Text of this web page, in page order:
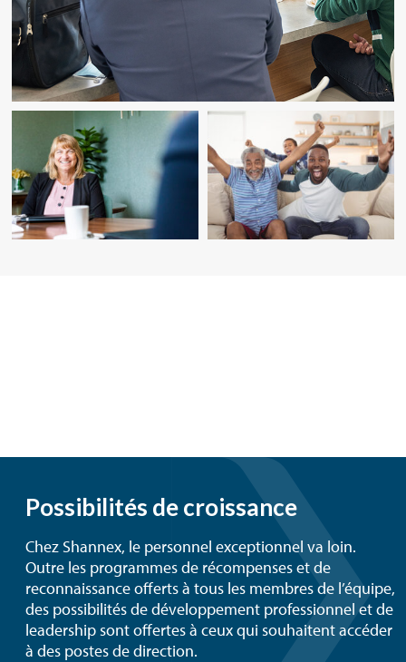
Possibilités de croissance
Chez Shannex, le personnel exceptionnel va loin.
Outre les programmes de récompenses et de
reconnaissance offerts à tous les membres de l’équipe,
des possibilités de développement professionnel et de
leadership sont offertes à ceux qui souhaitent accéder
à des postes de direction.